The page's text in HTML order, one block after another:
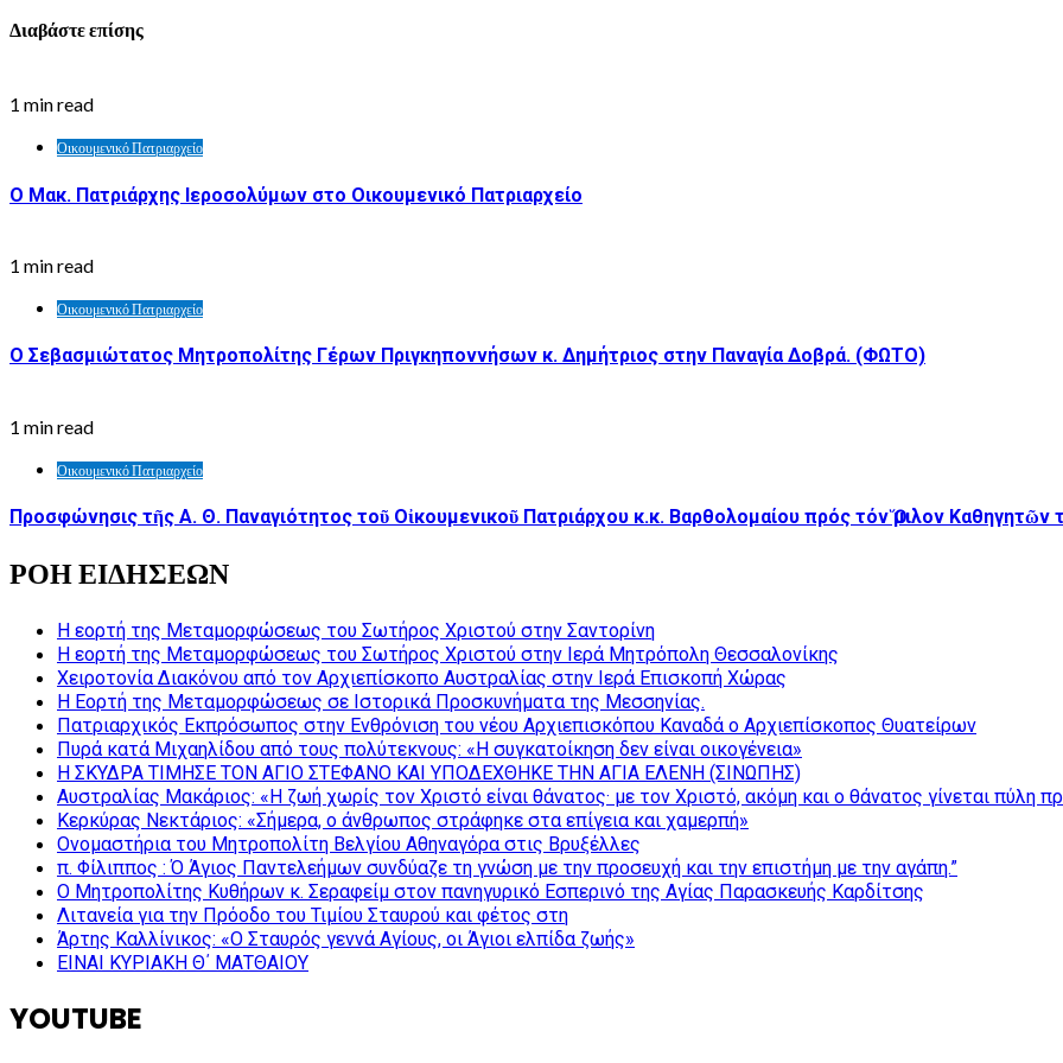
Διαβάστε επίσης
1 min read
Οικουμενικό Πατριαρχείο
Ο Μακ. Πατριάρχης Ιεροσολύμων στο Οικουμενικό Πατριαρχείο
1 min read
Οικουμενικό Πατριαρχείο
Ο Σεβασμιώτατος Μητροπολίτης Γέρων Πριγκηποννήσων κ. Δημήτριος στην Παναγία Δοβρά. (ΦΩΤΟ)
1 min read
Οικουμενικό Πατριαρχείο
Προσφώνησις τῆς Α. Θ. Παναγιότητος τοῦ Οἰκουμενικοῦ Πατριάρχου κ.κ. Βαρθολομαίου πρός τόν Ὅμιλον
ΡΟΗ ΕΙΔΗΣΕΩΝ
Η εορτή της Μεταμορφώσεως του Σωτήρος Χριστού στην Σαντορίνη
Η εορτή της Μεταμορφώσεως του Σωτήρος Χριστού στην Ιερά Μητρόπολη Θεσσαλονίκης
Χειροτονία Διακόνου από τον Αρχιεπίσκοπο Αυστραλίας στην Ιερά Επισκοπή Χώρας
Η Εορτή της Μεταμορφώσεως σε Ιστορικά Προσκυνήματα της Μεσσηνίας.
Πατριαρχικός Εκπρόσωπος στην Ενθρόνιση του νέου Αρχιεπισκόπου Καναδά ο Αρχιεπίσκοπος Θυατείρων
Πυρά κατά Μιχαηλίδου από τους πολύτεκνους: «Η συγκατοίκηση δεν είναι οικογένεια»
Η ΣΚΥΔΡΑ ΤΙΜΗΣΕ ΤΟΝ ΑΓΙΟ ΣΤΕΦΑΝΟ ΚΑΙ ΥΠΟΔΕΧΘΗΚΕ ΤΗΝ ΑΓΙΑ ΕΛΕΝΗ (ΣΙΝΩΠΗΣ)
Αυστραλίας Μακάριος: «Η ζωή χωρίς τον Χριστό είναι θάνατος· με τον Χριστό, ακόμη και ο θάνατος γίνεται πύλη
Κερκύρας Νεκτάριος: «Σήμερα, ο άνθρωπος στράφηκε στα επίγεια και χαμερπή»
Ονομαστήρια του Μητροπολίτη Βελγίου Αθηναγόρα στις Βρυξέλλες
π. Φίλιππος : Ό Άγιος Παντελεήμων συνδύαζε τη γνώση με την προσευχή και την επιστήμη με την αγάπη.”
Ο Μητροπολίτης Κυθήρων κ. Σεραφείμ στον πανηγυρικό Εσπερινό της Αγίας Παρασκευής Καρδίτσης
Λιτανεία για την Πρόοδο του Τιμίου Σταυρού και φέτος στη
Άρτης Καλλίνικος: «Ο Σταυρός γεννά Αγίους, οι Άγιοι ελπίδα ζωής»
ΕΙΝΑΙ ΚΥΡΙΑΚΗ Θ΄ ΜΑΤΘΑΙΟΥ
YOUTUBE